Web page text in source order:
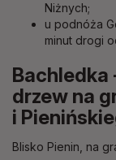
Niżnych;
u podnóża
minut drogi
Bachledka
drzew na
i
Blisko Pienin, na